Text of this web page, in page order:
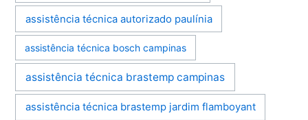
assistência técnica autorizado paulínia
assistência técnica bosch campinas
assistência técnica brastemp campinas
assistência técnica brastemp jardim flamboyant